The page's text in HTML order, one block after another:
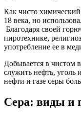
Как чисто
18 века, но
Благодаря своей
пиротехнике,
употребление ее в
Добывается в чистом
служить нефть, уголь
нефти и газе серы
Сера: виды и